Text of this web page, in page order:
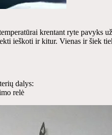
krentant ryte pavyks
ieškoti ir kitur. Vienas ir šiek
dalys:
relė